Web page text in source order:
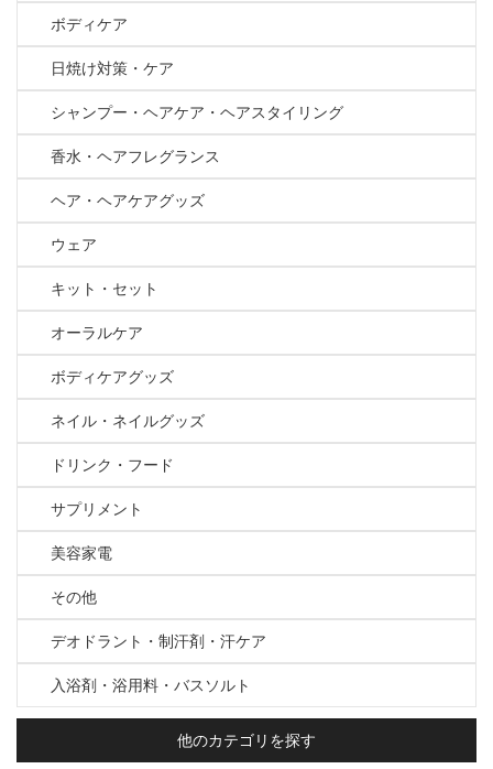
ボディケア
日焼け対策・ケア
シャンプー・ヘアケア・ヘアスタイリング
香水・ヘアフレグランス
ヘア・ヘアケアグッズ
ウェア
キット・セット
オーラルケア
ボディケアグッズ
ネイル・ネイルグッズ
ドリンク・フード
サプリメント
美容家電
その他
デオドラント・制汗剤・汗ケア
入浴剤・浴用料・バスソルト
他のカテゴリを探す